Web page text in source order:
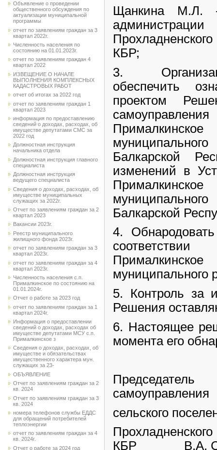
Объявление о проведении
общественного обсуждения по
актуализации муниципальной
программы
отчет по заявлениям граждан за 3
квартал 2022г.
Численность населения по
состоянию на 01.01.2023г.
отчет по заявлениям граждан 4
квартал 2022
ИЗВЕЩЕНИЕ О НАЧАЛЕ
ВЫПОЛНЕНИЯ КОМПЛЕКСНЫХ
КАДАСТРОВЫХ РАБОТ
отчет об итогах за 2022 год
отчет по заявлениям граждан 1
квартал 2023
информация по предоставлению
сведений о доходах, расходах, об
имуществе депутатами СМС за
2022 год
Должностная инструкция
начальника отдела
Должностная инструкция главного
специалиста
Должностная инструкция
ведущего специалиста
Сведения о доходах, расходах, об
имуществе муниципальных
служащих за 2022г.
Отчет по заявлениям граждан за 2
квартал 2023
Вакансии 2023г.
Реестр муниципального
жилищного фонда 2023г.
отчет по заявлениям граждан за 3
квартал 2023г.
отчет по заявлениям граждан за 4
квартал 2023г.
Численность населения с.п.
Прималкинское по состоянию на
01.01.2024г.
Отчет о работе за 2023 год
отчет по заявлениям граждан за 1
квартал 2024г.
Информация о предоставлении
сведений о доходах, расходах об
имуществе депутатами МСУ с.п.
Прималкинское з
Сведения о доходах, расходах, об
имуществе и обязательствах
имущественного характера мун.
служащих за 23-
ОБЪЯВЛЕНИЕ
Отчет по заявлениям граждан за 2
кв. 2024
Отчет по заявлениям граждан за 3
кв. 2024
номера телефонов службы ЕДДС
для обращений потребителей
теплоэнергии
отчет по заявлениям граждан за 4
кв. 2024г.
Отчет о работе за 2024 год
Щанкина М.Л. -
КБР;
3.
обеспечить
проектом
Балкарской
изменений в
Балкарской
4.
муниципального
5. Контроль за
Решения
6. Настоящее
момента его
самоуправления
сельского
КБР В.А.